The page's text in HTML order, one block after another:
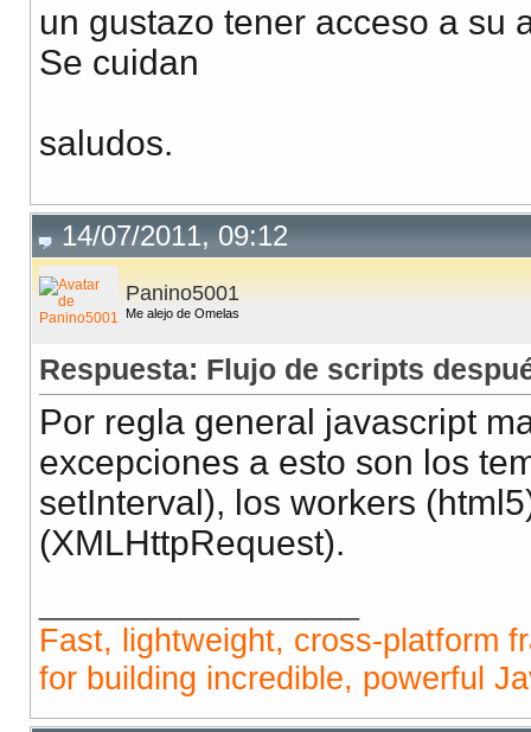
un gustazo tener acceso a su
Se cuidan
saludos.
14/07/2011, 09:12
Panino5001
Me alejo de Omelas
Respuesta: Flujo de scripts
Por regla general javascript
excepciones a esto son los
setInterval), los workers
(XMLHttpRequest).
Fast, lightweight, cross-platform
for building incredible, powerful